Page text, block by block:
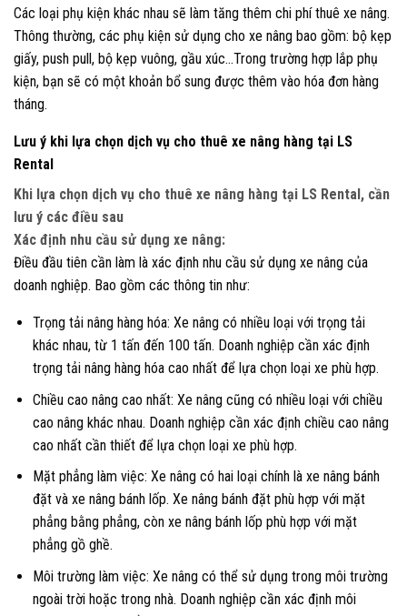
Các loại phụ kiện khác nhau sẽ làm tăng thêm chi phí thuê xe nâng.
Thông thường, các phụ kiện sử dụng cho xe nâng bao gồm: bộ kẹp
giấy, push pull, bộ kẹp vuông, gầu xúc…Trong trường hợp lắp phụ
kiện, bạn sẽ có một khoản bổ sung được thêm vào hóa đơn hàng
tháng.
Lưu ý khi lựa chọn dịch vụ cho thuê xe nâng hàng tại LS
Rental
Khi lựa chọn dịch vụ cho thuê xe nâng hàng tại LS Rental, cần
lưu ý các điều sau
Xác định nhu cầu sử dụng xe nâng:
Điều đầu tiên cần làm là xác định nhu cầu sử dụng xe nâng của
doanh nghiệp. Bao gồm các thông tin như:
Trọng tải nâng hàng hóa: Xe nâng có nhiều loại với trọng tải
khác nhau, từ 1 tấn đến 100 tấn. Doanh nghiệp cần xác định
trọng tải nâng hàng hóa cao nhất để lựa chọn loại xe phù hợp.
Chiều cao nâng cao nhất: Xe nâng cũng có nhiều loại với chiều
cao nâng khác nhau. Doanh nghiệp cần xác định chiều cao nâng
cao nhất cần thiết để lựa chọn loại xe phù hợp.
Mặt phẳng làm việc: Xe nâng có hai loại chính là xe nâng bánh
đặt và xe nâng bánh lốp. Xe nâng bánh đặt phù hợp với mặt
phẳng bằng phẳng, còn xe nâng bánh lốp phù hợp với mặt
phẳng gồ ghề.
Môi trường làm việc: Xe nâng có thể sử dụng trong môi trường
ngoài trời hoặc trong nhà. Doanh nghiệp cần xác định môi